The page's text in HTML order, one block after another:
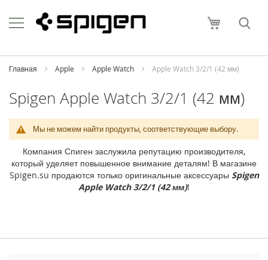
to
Content
Моя
h
o
i
P
h
e
1
M
Главная Apple Apple Watch Apple Watch 3/2/1 (42 мм)
Spigen Apple Watch 3/2/1 (42 мм)
Мы не можем найти продукты, соответствующие выбору.
Компания Спиген заслужила репутацию производителя,
который уделяет повышенное внимание деталям! В магазине
Spigen.su продаются только оригинальные аксессуары Spigen
Apple Watch 3/2/1 (42 мм)!